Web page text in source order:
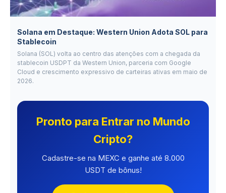
Solana em Destaque: Western Union Adota SOL para
Stablecoin
Solana (SOL) volta ao centro das atenções com a chegada da
stablecoin USDPT da Western Union, parceria com Google
Cloud e crescimento expressivo de carteiras ativas em maio de
2026.
Pronto para Entrar no Mundo
Cripto?
Cadastre-se na MEXC e ganhe até 8.000
USDT de bônus!